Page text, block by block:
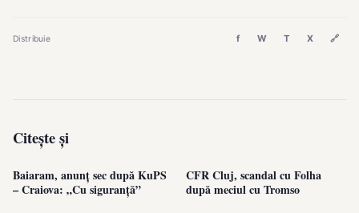
Distribuie f W T X 🔗
Citește și
Baiaram, anunț sec după KuPS
– Craiova: „Cu siguranță”
CFR Cluj, scandal cu Folha
după meciul cu Tromso